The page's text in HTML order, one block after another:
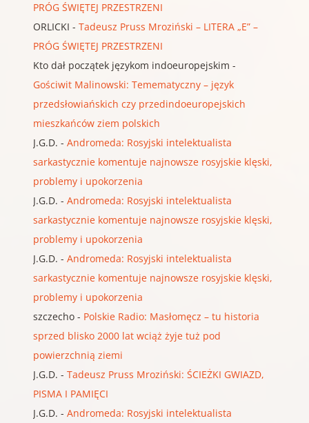
PRÓG ŚWIĘTEJ PRZESTRZENI
ORLICKI - Tadeusz Pruss Mroziński – LITERA „E” –
PRÓG ŚWIĘTEJ PRZESTRZENI
Kto dał początek językom indoeuropejskim -
Gościwit Malinowski: Temematyczny – język
przedsłowiańskich czy przedindoeuropejskich
mieszkańców ziem polskich
J.G.D. - Andromeda: Rosyjski intelektualista
sarkastycznie komentuje najnowsze rosyjskie klęski,
problemy i upokorzenia
J.G.D. - Andromeda: Rosyjski intelektualista
sarkastycznie komentuje najnowsze rosyjskie klęski,
problemy i upokorzenia
J.G.D. - Andromeda: Rosyjski intelektualista
sarkastycznie komentuje najnowsze rosyjskie klęski,
problemy i upokorzenia
szczecho- Polskie Radio: Masłomęcz – tu historia
sprzed blisko 2000 lat wciąż żyje tuż pod
powierzchnią ziemi
J.G.D. - Tadeusz Pruss Mroziński: ŚCIEŻKI GWIAZD,
PISMA I PAMIĘCI
J.G.D. - Andromeda: Rosyjski intelektualista